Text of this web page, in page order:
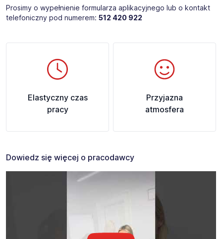
Prosimy o wypełnienie formularza aplikacyjnego lub o kontakt
telefoniczny pod numerem: 512 420 922
Elastyczny czas
pracy
Przyjazna
atmosfera
Dowiedz się więcej o pracodawcy